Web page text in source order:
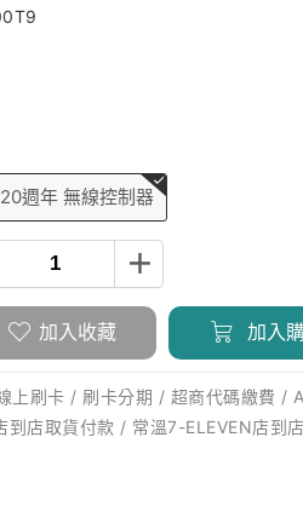
週年 無線控制器
加入收藏 加入
上刷卡 / 刷卡分期 / 超商代碼繳費 /
到店取貨付款 / 常溫7-ELEVEN店到